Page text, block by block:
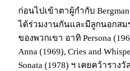
ก่อนไปเข้าตาผู้กำกับ
ได้ร่วมงานกันและมีลูกนอกสม
ของพวกเขา อาทิ Persona
Anna (1969), Cries and
Sonata (1978) ฯ เคยคว้ารางวั